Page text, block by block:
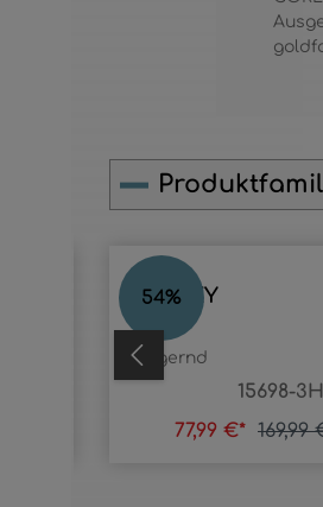
Produktgalerie
54%
GORLEY
15698-
lagernd
77,99 €* 169,99